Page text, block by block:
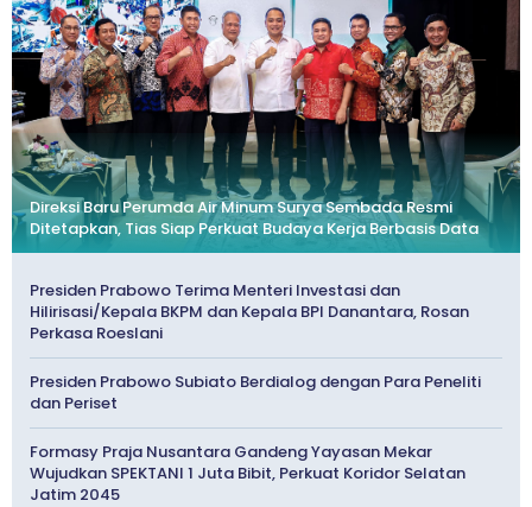
Direksi Baru Perumda Air Minum Surya Sembada Resmi
Ditetapkan, Tias Siap Perkuat Budaya Kerja Berbasis Data
Presiden Prabowo Terima Menteri Investasi dan
Hilirisasi/Kepala BKPM dan Kepala BPI Danantara, Rosan
Perkasa Roeslani
Presiden Prabowo Subiato Berdialog dengan Para Peneliti
dan Periset
Formasy Praja Nusantara Gandeng Yayasan Mekar
Wujudkan SPEKTANI 1 Juta Bibit, Perkuat Koridor Selatan
Jatim 2045